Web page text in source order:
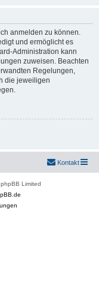
anmelden zu können.
und ermöglicht es
Administration kann
zuweisen. Beachten
Regelungen,
die jeweiligen
Kontakt
Limited